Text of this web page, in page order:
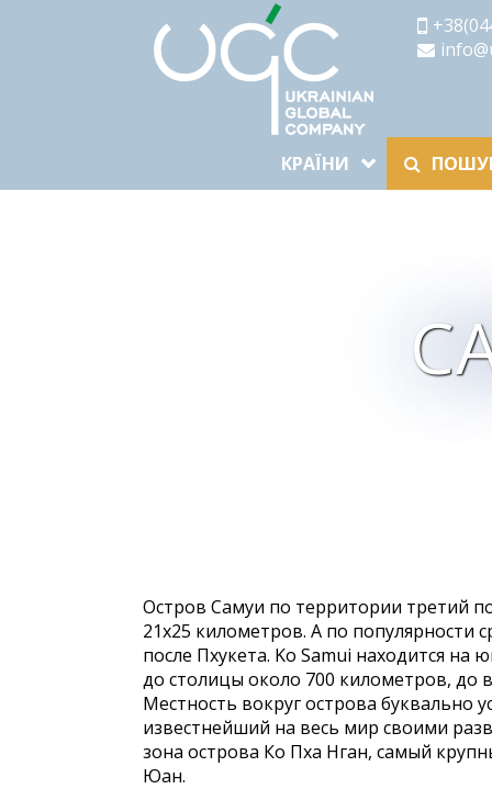
КРАЇНИ
Остров Самуи по территории третий
21х25 километров. А по популярности
после Пхукета. Ko Samui находится на
до столицы около 700 километров, до
Местность вокруг острова буквально
известнейший на весь мир своими
зона острова Ко Пха Нган, самый
Юан.